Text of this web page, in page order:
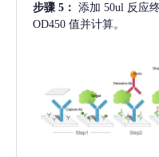
步骤 5： 添加 50ul 反应
OD450 值并计算。